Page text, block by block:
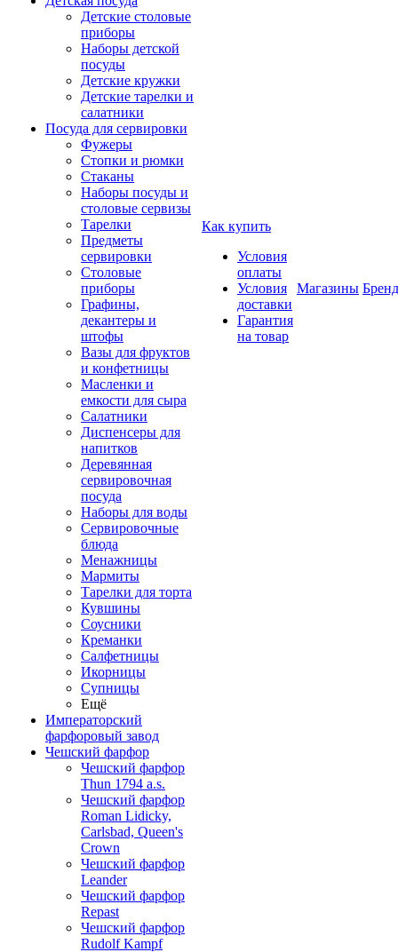
Детские столовые
приборы
Наборы детской
посуды
Детские кружки
Детские тарелки и
салатники
Посуда для сервировки
Фужеры
Стопки и рюмки
Стаканы
Наборы посуды и
столовые сервизы
Тарелки
Предметы
сервировки
Столовые
приборы
Графины,
декантеры и
штофы
Вазы для фруктов
и конфетницы
Масленки и
емкости для сыра
Салатники
Диспенсеры для
напитков
Деревянная
сервировочная
посуда
Наборы для воды
Сервировочные
блюда
Менажницы
Мармиты
Тарелки для торта
Кувшины
Соусники
Креманки
Салфетницы
Икорницы
Супницы
Ещё
Императорский
фарфоровый завод
Чешский фарфор
Чешский фарфор
Thun 1794 a.s.
Чешский фарфор
Roman Lidicky,
Carlsbad, Queen's
Crown
Чешский фарфор
Leander
Чешский фарфор
Repast
Чешский фарфор
Rudolf Kampf
Как купить
Условия
оплаты
Условия
доставки
Гарантия
на товар
Магазины